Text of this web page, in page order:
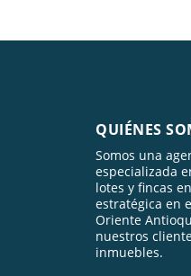
QUIÉNES
Somos una
especializada
lotes y fincas
estratégica en
Oriente
nuestros
inmuebles.